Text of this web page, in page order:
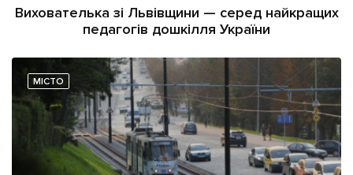
Вихователька зі Львівщини — серед найкращих
педагогів дошкілля України
МІСТО